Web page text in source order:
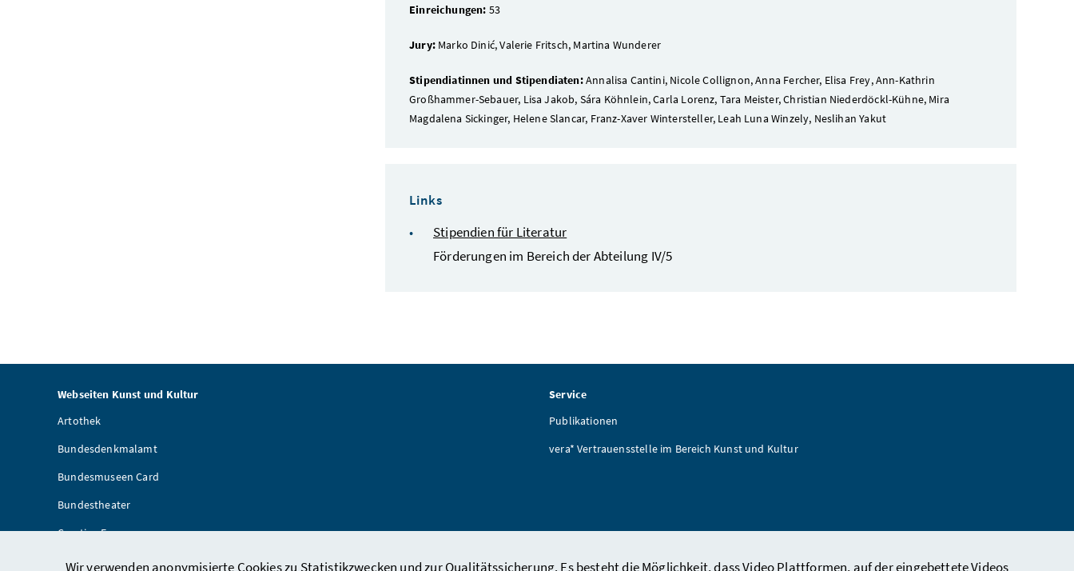
Wir verwenden anonymisierte Cookies zu Statistikzwecken und zur Qualitätssicherung. Es besteht die Möglichkeit, dass Video Plattformen, auf der eingebettete Videos
Einreichungen: 53
Jury: Marko Dinić, Valerie Fritsch, Martina Wunderer
Stipendiatinnen und Stipendiaten:Annalisa Cantini, Nicole Collignon, Anna Fercher, Elisa Frey, Ann-Kathrin
Großhammer-Sebauer, Lisa Jakob, Sára Köhnlein, Carla Lorenz, Tara Meister, Christian Niederdöckl-Kühne, Mira
Magdalena Sickinger, Helene Slancar, Franz-Xaver Wintersteller, Leah Luna Winzely, Neslihan Yakut
Links
Stipendien für Literatur
Förderungen im Bereich der Abteilung IV/5
Webseiten Kunst und Kultur
Artothek
Bundesdenkmalamt
Bundesmuseen Card
Bundestheater
Creative Europe
Provenienzforschung
Service
Publikationen
vera* Vertrauensstelle im Bereich Kunst und Kultur